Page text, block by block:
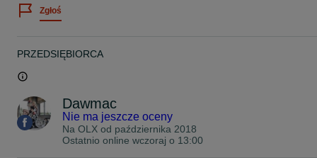
Zawsze staramy się stanąć na wysokości zadania jeśli chodzi o
pomoc w doborze felg do Państwa auta.
Felgi na magazynie.
ZAPRASZAMY!
Zgłoś
PRZEDSIĘBIORCA
Dawmac
Nie ma jeszcze oceny
Na OLX od października 2018
Ostatnio online wczoraj o 13:00